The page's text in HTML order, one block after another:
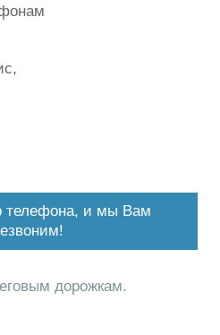
телефона, и мы Вам